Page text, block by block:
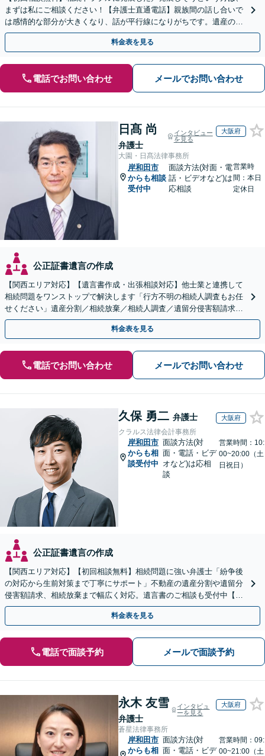
まずは私にご相談ください！【弁護士直通電話】親族間の話し合いで
は感情的な部分が大きくなり、話が平行線になりがちです。遺産の使
い込みもご相談ください。泥沼化する前にお電話ください。
料金表を見る
電話でお問い合わせ メールでお問い合わせ
日髙 尚
弁護士
インタビュー
を見る
大阪府
大園・日髙法律事務所
岸和田市
からも相談
受付中
面談方法(対面・電
話・ビデオなど)は
応相談
営業時
間：本日
定休日
公正証書遺言の作成
【関西エリア対応】【遺言書作成・出張相談対応】他士業と連携して
相続問題をワンストップで解決します「行方不明の相続人調査もお任
せください」遺産分割／相続放棄／相続人調査／遺留分侵害額請求／
登記など【休日・夜間面談可】【分割払い対応】
料金表を見る
電話でお問い合わせ メールでお問い合わせ
久保 勇二 弁護士 大阪府
クラルス法律会計事務所
岸和田市
からも相
談受付中
面談方法(対
面・電話・ビデ
オなど)は応相
談
営業時間：10:
00~20:00（土
日祝日）
公正証書遺言の作成
【関西エリア対応】【初回相談無料】相続問題に強い弁護士「紛争後
の対応から生前対策まで丁寧にサポート」不動産の遺産分割や遺留分
侵害額請求、相続放棄まで幅広く対応。遺言書のご相談も受付中【夜
間・休日面談可】【WEB面談】【完全個室】
料金表を見る
電話で面談予約 メールで面談予約
永木 友雪
弁護士
インタビュ
ーを見る
大阪府
蒼星法律事務所
岸和田市
からも相
面談方法(対
面・電話・ビデ
営業時間：09:
00~21:00（土